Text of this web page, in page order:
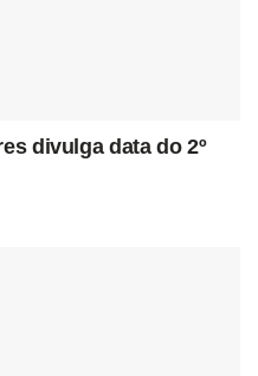
divulga data do 2º